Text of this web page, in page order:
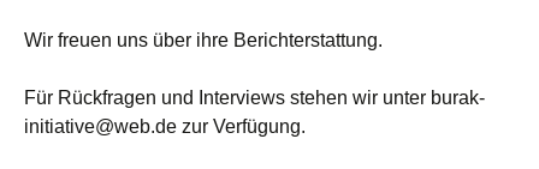
Wir freuen uns über ihre Berichterstattung.
Für Rückfragen und Interviews stehen wir unter burak-
initiative@web.de zur Verfügung.